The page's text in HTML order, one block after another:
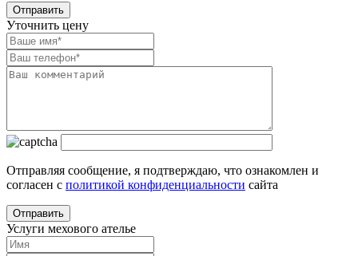
Уточнить цену
Отправляя сообщение, я подтверждаю, что ознакомлен и
согласен с политикой конфиденциальности сайта
Услуги мехового ателье